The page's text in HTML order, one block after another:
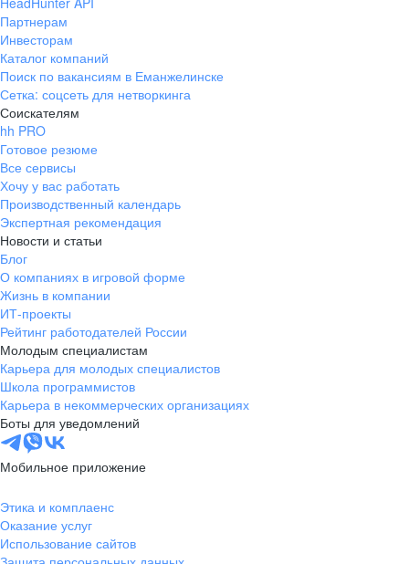
Партнерам
Инвесторам
Каталог компаний
Поиск по вакансиям в Еманжелинске
Сетка: соцсеть для нетворкинга
Соискателям
hh PRO
Готовое резюме
Все сервисы
Хочу у вас работать
Производственный календарь
Экспертная рекомендация
Новости и статьи
Блог
О компаниях в игровой форме
Жизнь в компании
ИТ-проекты
Рейтинг работодателей России
Молодым специалистам
Карьера для молодых специалистов
Школа программистов
Карьера в некоммерческих организациях
Боты для уведомлений
Мобильное приложение
Этика и комплаенс
Оказание услуг
Использование сайтов